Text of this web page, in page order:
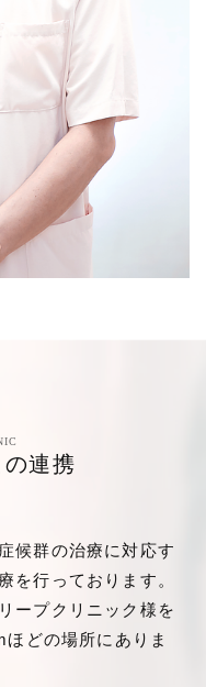
連携
候群の治療に対応す
を行っております。
ープクリニック様を
どの場所にありま